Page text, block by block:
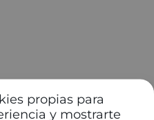
propias para
y mostrarte